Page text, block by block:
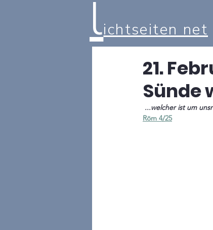
lichtseiten net
21.
Sünde
...welcher ist um
Röm 4/25